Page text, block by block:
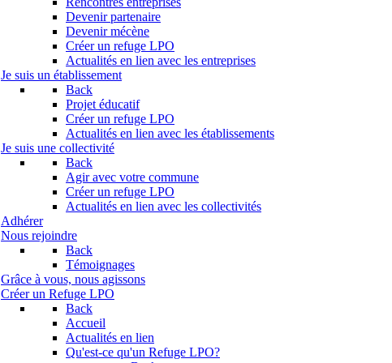
Devenir partenaire
Devenir mécène
Créer un refuge LPO
Actualités en lien avec les entreprises
Je suis un établissement
Back
Projet éducatif
Créer un refuge LPO
Actualités en lien avec les établissements
Je suis une collectivité
Back
Agir avec votre commune
Créer un refuge LPO
Actualités en lien avec les collectivités
Adhérer
Nous rejoindre
Back
Témoignages
Grâce à vous, nous agissons
Créer un Refuge LPO
Back
Accueil
Actualités en lien
Qu'est-ce qu'un Refuge LPO?